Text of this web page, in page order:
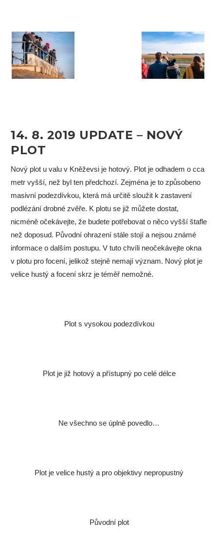
14. 8. 2019 UPDATE – NOVÝ
PLOT
Nový plot u valu v Kněževsi je hotový. Plot je odhadem o cca
metr vyšší, než byl ten předchozí. Zejména je to způsobeno
masivní podezdívkou, která má určitě sloužit k zastavení
podlézání drobné zvěře. K plotu se již můžete dostat,
nicméně očekávejte, že budete potřebovat o něco vyšší štafle
než doposud. Původní ohrazení stále stojí a nejsou známé
informace o dalším postupu. V tuto chvíli neočekávejte okna
v plotu pro focení, jelikož stejně nemají význam. Nový plot je
velice hustý a focení skrz je téměř nemožné.
Plot s vysokou podezdívkou
Plot je již hotový a přístupný po celé délce
Ne všechno se úplně povedlo…
Plot je velice hustý a pro objektivy nepropustný
Původní plot